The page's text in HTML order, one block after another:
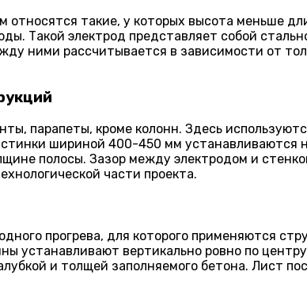
относятся такие, у которых высота меньше
Такой электрод представляет собой
ними рассчитывается в зависимости от
парапеты, кроме колонн. Здесь
шириной 400-450 мм устанавливаются
полосы. Зазор между электродом и
части проекта.
прогрева, для которого применяются
устанавливают вертикально ровно по
и толщей заполняемого бетона. Лист